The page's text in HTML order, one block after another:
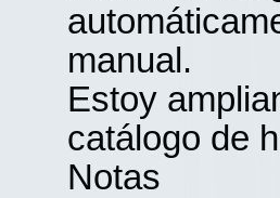
manual.
Estoy
catálogo de
Notas